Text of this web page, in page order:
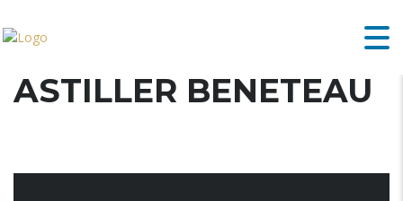
ASTILLER BENETEAU